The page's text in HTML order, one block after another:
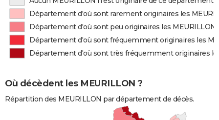
Département d'où sont rarement originaires les
Département d'où sont peu originaires les MEURILLON
Département d'où sont fréquemment originaires les
Département d'où sont très fréquemment originaires
Où décèdent les MEURILLON ?
Répartition des MEURILLON par département de décès.